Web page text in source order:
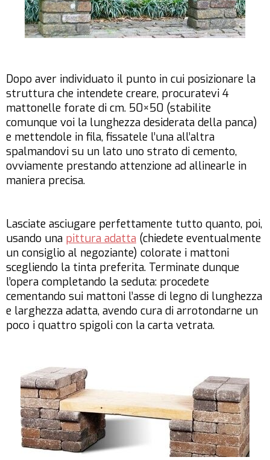
Dopo aver individuato il punto in cui posizionare la
struttura che intendete creare, procuratevi 4
mattonelle forate di cm. 50×50 (stabilite
comunque voi la lunghezza desiderata della panca)
e mettendole in fila, fissatele l’una all’altra
spalmandovi su un lato uno strato di cemento,
ovviamente prestando attenzione ad allinearle in
maniera precisa.
Lasciate asciugare perfettamente tutto quanto, poi,
usando una pittura adatta (chiedete eventualmente
un consiglio al negoziante) colorate i mattoni
scegliendo la tinta preferita. Terminate dunque
l’opera completando la seduta: procedete
cementando sui mattoni l’asse di legno di lunghezza
e larghezza adatta, avendo cura di arrotondarne un
poco i quattro spigoli con la carta vetrata.